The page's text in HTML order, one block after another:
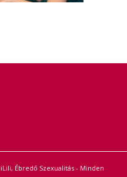
Ébredő Szexualitás - Minden